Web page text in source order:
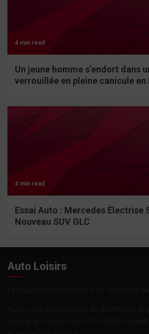
4 min read
Un jeune homme s’endort dans
verrouillée en pleine canicule en
4 min read
Essai Auto : Mercedes Électrise
Nouveau SUV GLC
Auto Loisirs